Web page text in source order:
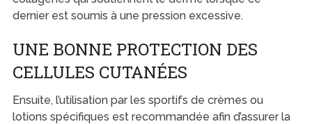
dernier est soumis à une pression excessive.
UNE BONNE PROTECTION DES
CELLULES CUTANÉES
Ensuite, l’utilisation par les sportifs de crèmes ou
lotions spécifiques est recommandée afin d’assurer la